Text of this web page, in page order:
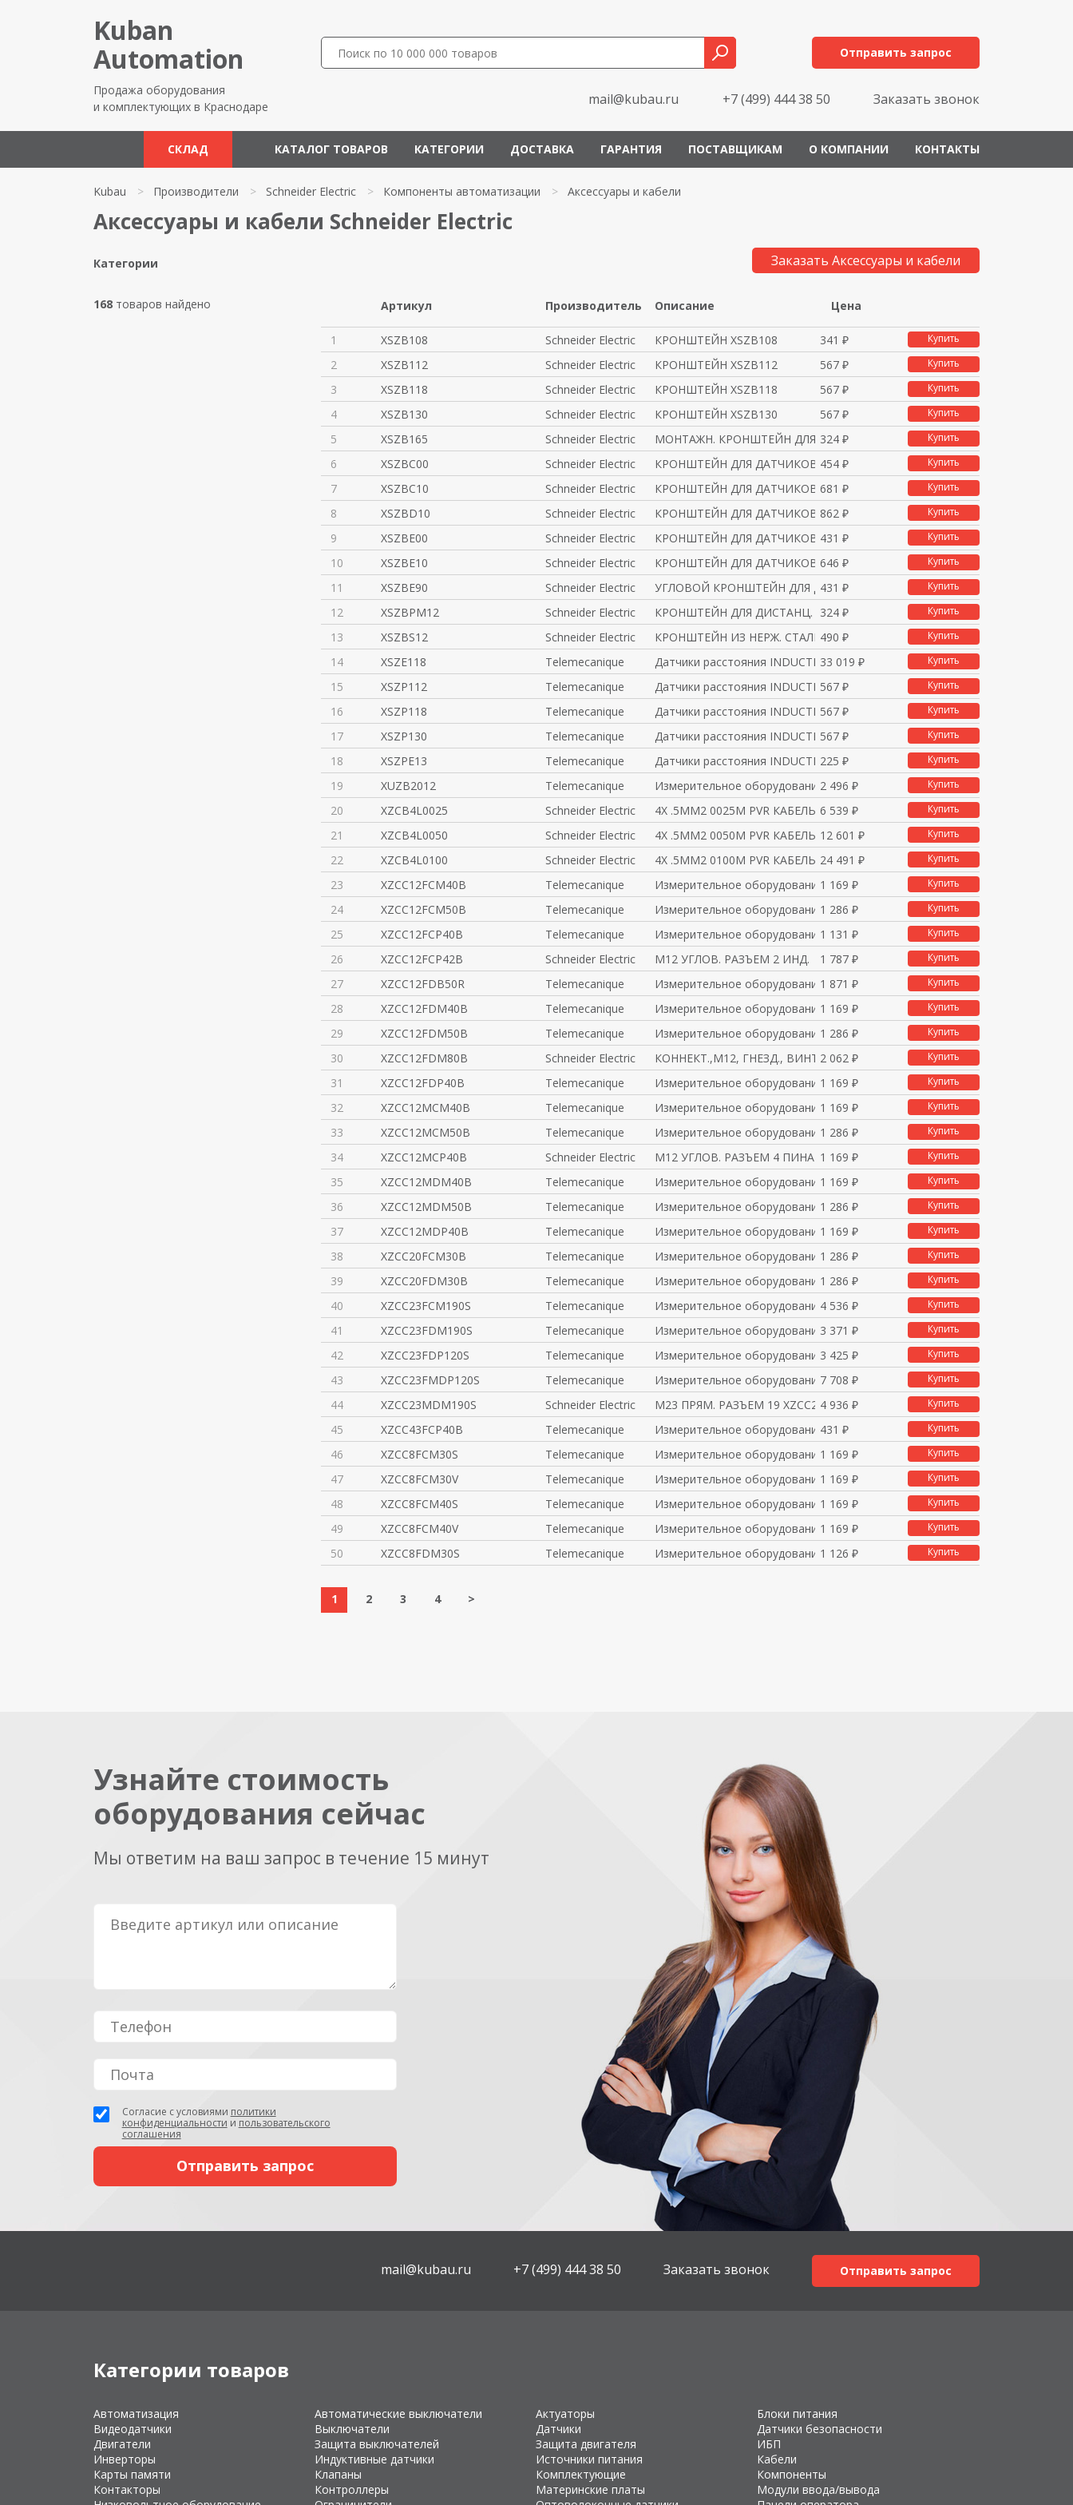
Kuban
Automation
Продажа оборудования
и комплектующих в Краснодаре
Отправить запрос
mail@kubau.ru +7 (499) 444 38 50 Заказать звонок
СКЛАД КАТАЛОГ ТОВАРОВ КАТЕГОРИИ ДОСТАВКА ГАРАНТИЯ ПОСТАВЩИКАМ О КОМПАНИИ КОНТАКТЫ
Kubau > Производители > Schneider Electric > Компоненты автоматизации > Аксессуары и кабели
Аксессуары и кабели Schneider Electric
Категории
168 товаров найдено
Заказать Аксессуары и кабели
Артикул Производитель Описание Цена
1 XSZB108 Schneider Electric КРОНШТЕЙН XSZB108 341 ₽ Купить
2 XSZB112 Schneider Electric КРОНШТЕЙН XSZB112 567 ₽ Купить
3 XSZB118 Schneider Electric КРОНШТЕЙН XSZB118 567 ₽ Купить
4 XSZB130 Schneider Electric КРОНШТЕЙН XSZB130 567 ₽ Купить
5 XSZB165 Schneider Electric МОНТАЖН. КРОНШТЕЙН ДЛЯ ИНД. ДА
324 ₽ Купить
6 XSZBC00 Schneider Electric КРОНШТЕЙН ДЛЯ ДАТЧИКОВ XC-S XS
454 ₽ Купить
7 XSZBC10 Schneider Electric КРОНШТЕЙН ДЛЯ ДАТЧИКОВ XC-S XS
681 ₽ Купить
8 XSZBD10 Schneider Electric КРОНШТЕЙН ДЛЯ ДАТЧИКОВ XC-D
862 ₽ Купить
9 XSZBE00 Schneider Electric КРОНШТЕЙН ДЛЯ ДАТЧИКОВ XC-E XS
431 ₽ Купить
10 XSZBE10 Schneider Electric КРОНШТЕЙН ДЛЯ ДАТЧИКОВ XC-E XS
646 ₽ Купить
11 XSZBE90 Schneider Electric УГЛОВОЙ КРОНШТЕЙН ДЛЯ ДАТЧИКОВ
431 ₽ Купить
12 XSZBPM12 Schneider Electric КРОНШТЕЙН ДЛЯ ДИСТАНЦ. УСТРОЙС
324 ₽ Купить
13 XSZBS12 Schneider Electric КРОНШТЕЙН ИЗ НЕРЖ. СТАЛИ ДЛЯ Д
490 ₽ Купить
14 XSZE118 Telemecanique Датчики расстояния INDUCTIVE S33 019 ₽ Купить
15 XSZP112 Telemecanique Датчики расстояния INDUCTIVE S
567 ₽ Купить
16 XSZP118 Telemecanique Датчики расстояния INDUCTIVE S
567 ₽ Купить
17 XSZP130 Telemecanique Датчики расстояния INDUCTIVE S
567 ₽ Купить
18 XSZPE13 Telemecanique Датчики расстояния INDUCTIVE S
225 ₽ Купить
19 XUZB2012 Telemecanique Измерительное оборудование и п
2 496 ₽ Купить
20 XZCB4L0025 Schneider Electric 4X .5MM2 0025M PVR КАБЕЛЬ 6 539 ₽ Купить
21 XZCB4L0050 Schneider Electric 4X .5MM2 0050M PVR КАБЕЛЬ 12 601 ₽ Купить
22 XZCB4L0100 Schneider Electric 4X .5MM2 0100M PVR КАБЕЛЬ 24 491 ₽ Купить
23 XZCC12FCM40B Telemecanique Измерительное оборудование и п
1 169 ₽ Купить
24 XZCC12FCM50B Telemecanique Измерительное оборудование и п
1 286 ₽ Купить
25 XZCC12FCP40B Telemecanique Измерительное оборудование и п
1 131 ₽ Купить
26 XZCC12FCP42B Schneider Electric М12 УГЛОВ. РАЗЪЕМ 2 ИНД. 1 787 ₽ Купить
27 XZCC12FDB50R Telemecanique Измерительное оборудование и п
1 871 ₽ Купить
28 XZCC12FDM40B Telemecanique Измерительное оборудование и п
1 169 ₽ Купить
29 XZCC12FDM50B Telemecanique Измерительное оборудование и п
1 286 ₽ Купить
30 XZCC12FDM80B Schneider Electric КОННЕКТ.,М12, ГНЕЗД., ВИНТ. ЗА2 062 ₽ Купить
31 XZCC12FDP40B Telemecanique Измерительное оборудование и п
1 169 ₽ Купить
32 XZCC12MCM40B Telemecanique Измерительное оборудование и п
1 169 ₽ Купить
33 XZCC12MCM50B Telemecanique Измерительное оборудование и п
1 286 ₽ Купить
34 XZCC12MCP40B Schneider Electric М12 УГЛОВ. РАЗЪЕМ 4 ПИНА 1 169 ₽ Купить
35 XZCC12MDM40B Telemecanique Измерительное оборудование и п
1 169 ₽ Купить
36 XZCC12MDM50B Telemecanique Измерительное оборудование и п
1 286 ₽ Купить
37 XZCC12MDP40B Telemecanique Измерительное оборудование и п
1 169 ₽ Купить
38 XZCC20FCM30B Telemecanique Измерительное оборудование и п
1 286 ₽ Купить
39 XZCC20FDM30B Telemecanique Измерительное оборудование и п
1 286 ₽ Купить
40 XZCC23FCM190S Telemecanique Измерительное оборудование и п
4 536 ₽ Купить
41 XZCC23FDM190S Telemecanique Измерительное оборудование и п
3 371 ₽ Купить
42 XZCC23FDP120S Telemecanique Измерительное оборудование и п
3 425 ₽ Купить
43 XZCC23FMDP120S Telemecanique Измерительное оборудование и п
7 708 ₽ Купить
44 XZCC23MDM190S Schneider Electric М23 ПРЯМ. РАЗЪЕМ 19 XZCC23MDM1
4 936 ₽ Купить
45 XZCC43FCP40B Telemecanique Измерительное оборудование и п
431 ₽ Купить
46 XZCC8FCM30S Telemecanique Измерительное оборудование и п
1 169 ₽ Купить
47 XZCC8FCM30V Telemecanique Измерительное оборудование и п
1 169 ₽ Купить
48 XZCC8FCM40S Telemecanique Измерительное оборудование и п
1 169 ₽ Купить
49 XZCC8FCM40V Telemecanique Измерительное оборудование и п
1 169 ₽ Купить
50 XZCC8FDM30S Telemecanique Измерительное оборудование и п
1 126 ₽ Купить
1 2 3 4 >
Узнайте стоимость
оборудования сейчас
Мы ответим на ваш запрос в течение 15 минут
Согласие с условиями политики
конфиденциальности и пользовательского
соглашения
mail@kubau.ru +7 (499) 444 38 50 Заказать звонок Отправить запрос
Категории товаров
Автоматизация Автоматические выключатели Актуаторы
Блоки питания
Видеодатчики
Выключатели Датчики
Датчики безопасности
Двигатели
Защита выключателей Защита двигателя
ИБП
Инверторы
Индуктивные датчики Источники питания
Кабели
Карты памяти
Клапаны Комплектующие
Компоненты
Контакторы
Контроллеры Материнские платы
Модули ввода/вывода